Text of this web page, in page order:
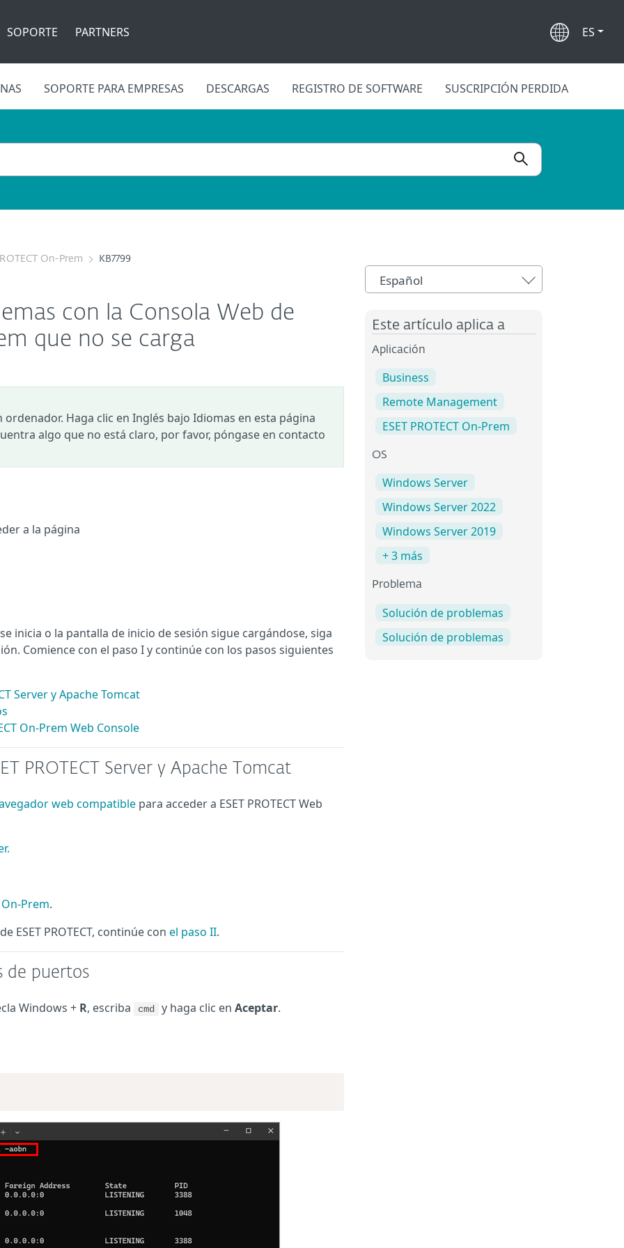
SOPORTE PARTNERS ES
SOPORTE PARA EMPRESAS DESCARGAS REGISTRO DE SOFTWARE SUSCRIPCIÓN PERDIDA
On-Prem KB7799
con la Consola Web de
que no se carga
Haga clic en Inglés bajo Idiomas en esta página
algo que no está claro, por favor, póngase en contacto
a la página
se inicia o la pantalla de inicio de sesión sigue cargándose, siga
Comience con el paso I y continúe con los pasos siguientes
Server y Apache Tomcat
On-Prem Web Console
PROTECT Server y Apache Tomcat
web compatible para acceder a ESET PROTECT Web
On-Prem.
ESET PROTECT, continúe con el paso II.
de puertos
Windows + R, escriba cmd y haga clic en Aceptar.
Español
Este artículo aplica a
Aplicación
Business
Remote Management
ESET PROTECT On-Prem
OS
Windows Server
Windows Server 2022
Windows Server 2019
+ 3 más
Problema
Solución de problemas
Solución de problemas